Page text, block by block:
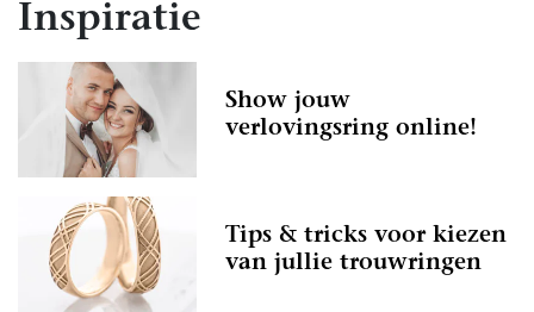
Inspiratie
Show jouw
verlovingsring online!
Tips & tricks voor kiezen
van jullie trouwringen